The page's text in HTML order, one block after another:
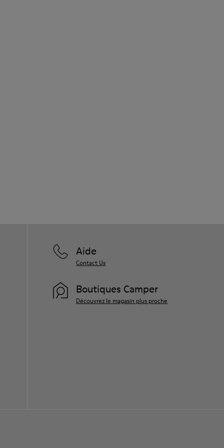
Aide
Contact Us
Boutiques Camper
Découvrez le magasin plus proche